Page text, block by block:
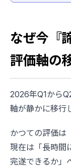
なぜ今『
評価軸の
2026年Q1から
軸が静かに移行
かつての評価は
現在は「長時間
完遂できるか」